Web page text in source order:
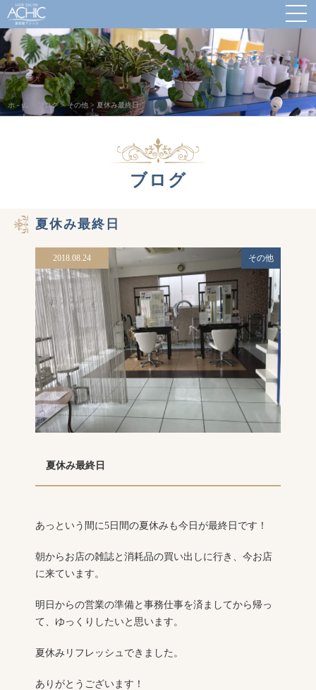
ホ－ム ブログ>その他 >夏休み最終日
ブログ
夏休み最終日
2018.08.24 その他
夏休み最終日
あっという間に5日間の夏休みも今日が最終日です！
朝からお店の雑誌と消耗品の買い出しに行き、今お店
に来ています。
明日からの営業の準備と事務仕事を済ましてから帰っ
て、ゆっくりしたいと思います。
夏休みリフレッシュできました。
ありがとうございます！